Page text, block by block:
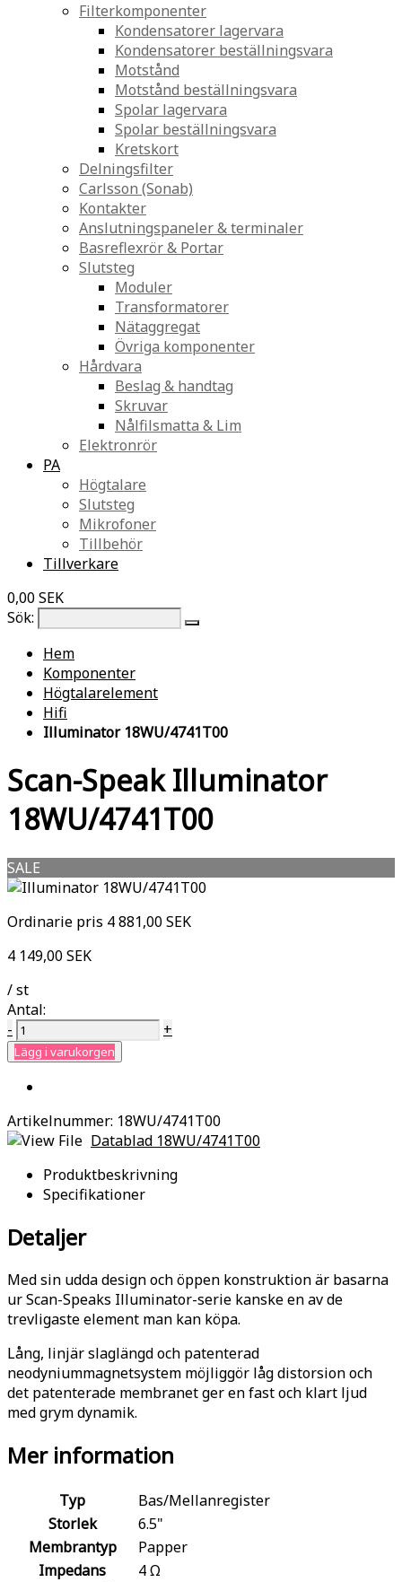
Filterkomponenter
Kondensatorer lagervara
Kondensatorer beställningsvara
Motstånd
Motstånd beställningsvara
Spolar lagervara
Spolar beställningsvara
Kretskort
Delningsfilter
Carlsson (Sonab)
Kontakter
Anslutningspaneler & terminaler
Basreflexrör & Portar
Slutsteg
Moduler
Transformatorer
Nätaggregat
Övriga komponenter
Hårdvara
Beslag & handtag
Skruvar
Nålfilsmatta & Lim
Elektronrör
PA
Högtalare
Slutsteg
Mikrofoner
Tillbehör
Tillverkare
0,00 SEK
Sök:
Hem
Komponenter
Högtalarelement
Hifi
Illuminator 18WU/4741T00
Scan-Speak Illuminator
18WU/4741T00
SALE
Ordinarie pris 4 881,00 SEK
4 149,00 SEK
/ st
Antal:
-
+
Lägg i varukorgen
Artikelnummer: 18WU/4741T00
Datablad 18WU/4741T00
Produktbeskrivning
Specifikationer
Detaljer
Med sin udda design och öppen konstruktion är basarna
ur Scan-Speaks Illuminator-serie kanske en av de
trevligaste element man kan köpa.
Lång, linjär slaglängd och patenterad
neodyniummagnetsystem möjliggör låg distorsion och
det patenterade membranet ger en fast och klart ljud
med grym dynamik.
Mer information
Typ
Bas/Mellanregister
Storlek
6.5"
Membrantyp
Papper
Impedans
4 Ω